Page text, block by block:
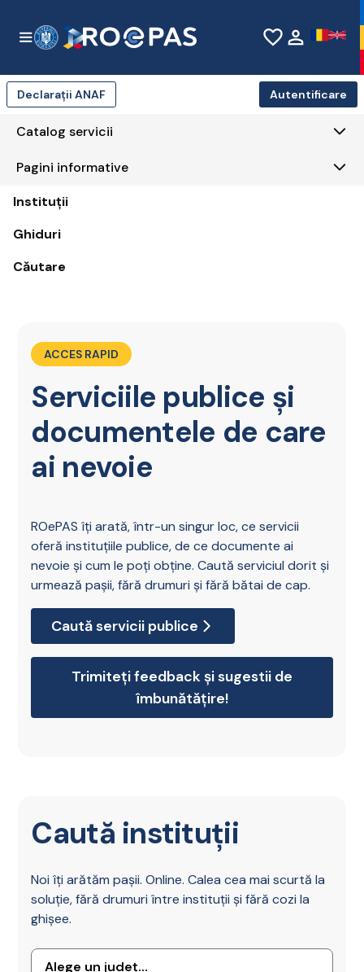
favorite_borderperson
Declarații ANAF Autentificare
Catalog servicii
Pagini informative
Instituții
Ghiduri
Căutare
ACCES RAPID
Serviciile publice și
documentele de care
ai nevoie
ROePAS îți arată, într-un singur loc, ce servicii
oferă instituțiile publice, de ce documente ai
nevoie și cum le poți obține. Caută serviciul dorit și
urmează pașii, fără drumuri și fără bătai de cap.
Caută servicii publice
Trimiteți feedback și sugestii de
îmbunătățire!
Caută instituții
Noi îți arătăm pașii. Online. Calea cea mai scurtă la
soluție, fără drumuri între instituții și fără cozi la
ghișee.